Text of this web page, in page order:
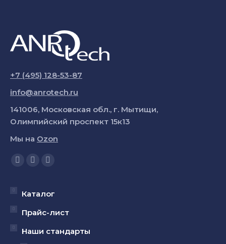
+7 (495) 128-53-87
info@anrotech.ru
141006, Московская обл., г. Мытищи,
Олимпийский проспект 15к13
Мы на Ozon
Ищите нас:
Страница
открывается
новом
окне
Страница
открывается
новом
окне
Страница
открывается
новом
окне
Каталог
Прайс-лист
Наши стандарты